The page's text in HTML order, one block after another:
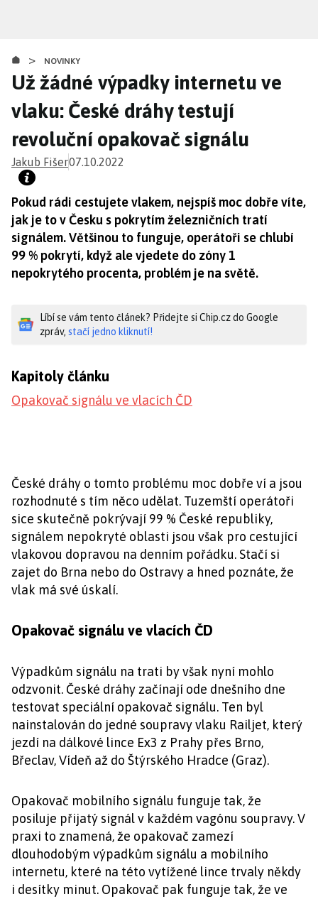
obsahu
> NOVINKY
Už žádné výpadky internetu ve
vlaku: České dráhy testují
revoluční opakovač signálu
Jakub Fišer07.10.2022
Pokud rádi cestujete vlakem, nejspíš moc dobře víte,
jak je to v Česku s pokrytím železničních tratí
signálem. Většinou to funguje, operátoři se chlubí
99 % pokrytí, když ale vjedete do zóny 1
nepokrytého procenta, problém je na světě.
Líbí se vám tento článek? Přidejte si Chip.cz do Google
zpráv, stačí jedno kliknutí!
Kapitoly článku
Opakovač signálu ve vlacích ČD
České dráhy o tomto problému moc dobře ví a jsou
rozhodnuté s tím něco udělat. Tuzemští operátoři
sice skutečně pokrývají 99 % České republiky,
signálem nepokryté oblasti jsou však pro cestující
vlakovou dopravou na denním pořádku. Stačí si
zajet do Brna nebo do Ostravy a hned poznáte, že
vlak má své úskalí.
Opakovač signálu ve vlacích ČD
Výpadkům signálu na trati by však nyní mohlo
odzvonit. České dráhy začínají ode dnešního dne
testovat speciální opakovač signálu. Ten byl
nainstalován do jedné soupravy vlaku Railjet, který
jezdí na dálkové lince Ex3 z Prahy přes Brno,
Břeclav, Vídeň až do Štýrského Hradce (Graz).
Opakovač mobilního signálu funguje tak, že
posiluje přijatý signál v každém vagónu soupravy. V
praxi to znamená, že opakovač zamezí
dlouhodobým výpadkům signálu a mobilního
internetu, které na této vytížené lince trvaly někdy
i desítky minut. Opakovač pak funguje tak, že ve